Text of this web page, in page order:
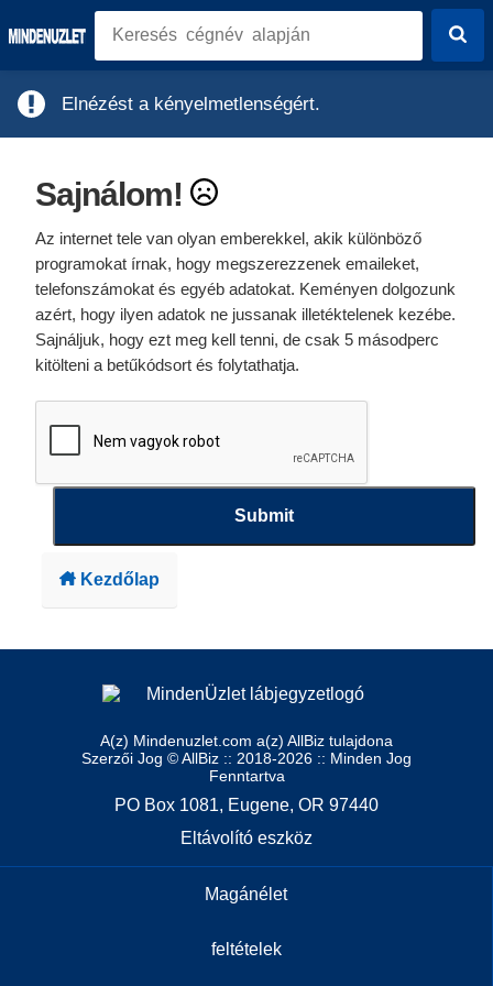
Elnézést a kényelmetlenségért.
Sajnálom!
Az internet tele van olyan emberekkel, akik különböző
programokat írnak, hogy megszerezzenek emaileket,
telefonszámokat és egyéb adatokat. Keményen dolgozunk
azért, hogy ilyen adatok ne jussanak illetéktelenek kezébe.
Sajnáljuk, hogy ezt meg kell tenni, de csak 5 másodperc
kitölteni a betűkódsort és folytathatja.
Submit
Kezdőlap
A(z) Mindenuzlet.com a(z) AllBiz tulajdona
Szerzői Jog © AllBiz :: 2018-2026 :: Minden Jog
Fenntartva
PO Box 1081, Eugene, OR 97440
Eltávolító eszköz
Magánélet
feltételek